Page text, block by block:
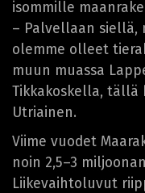
isommille
– Palvellaan siellä,
olemme olleet
muun muassa
Tikkakoskella, tällä
Utriainen.
Viime vuodet
noin 2,5–3
Liikevaihtoluvut